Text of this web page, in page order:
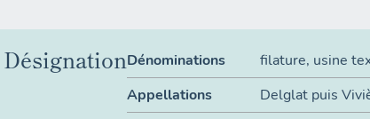
DésignationDénominations filature, usine
Appellations
Delglat puis